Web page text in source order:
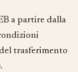
a partire dalla
trasferimento